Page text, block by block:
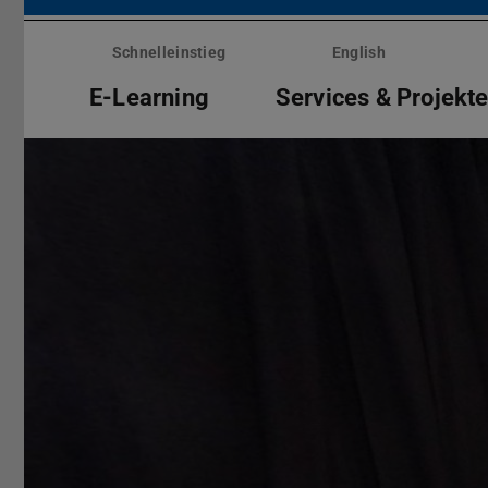
Menü
überspringenSchnelleinstieg English
E-Learning Services & Projekte